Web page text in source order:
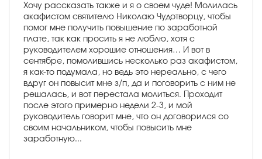
Хочу рассказать также и я о своем чуде! Молилась
акафистом святителю Николаю Чудотворцу, чтобы
помог мне получить повышение по заработной
плате, так как просить я не люблю, хотя с
руководителем хорошие отношения… И вот в
сентябре, помолившись несколько раз акафистом,
я как-то подумала, но ведь это нереально, с чего
вдруг он повысит мне з/п, да и поговорить с ним не
решалась, и вот перестала молиться. Проходит
после этого примерно недели 2-3, и мой
руководитель говорит мне, что он договорился со
своим начальником, чтобы повысить мне
заработную...